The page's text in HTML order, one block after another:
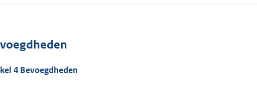
4 Bevoegdheden